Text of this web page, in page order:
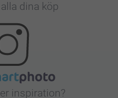
dina köp
inspiration?